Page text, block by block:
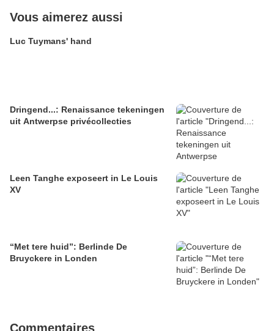
Vous aimerez aussi
Luc Tuymans' hand
Dringend...: Renaissance tekeningen
uit Antwerpse privécollecties
Leen Tanghe exposeert in Le Louis
XV
“Met tere huid”: Berlinde De
Bruyckere in Londen
Commentaires